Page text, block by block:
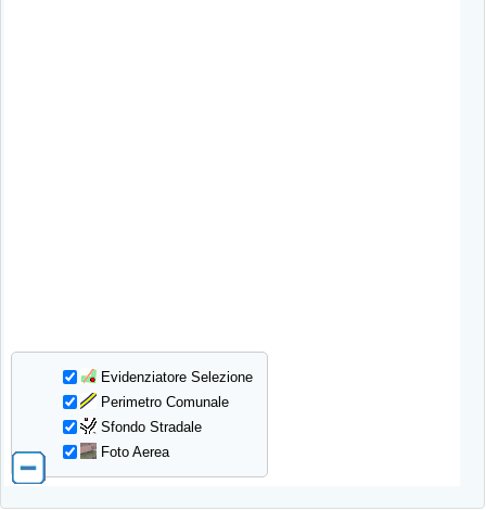
Evidenziatore Selezione
Perimetro Comunale
Sfondo Stradale
Foto Aerea